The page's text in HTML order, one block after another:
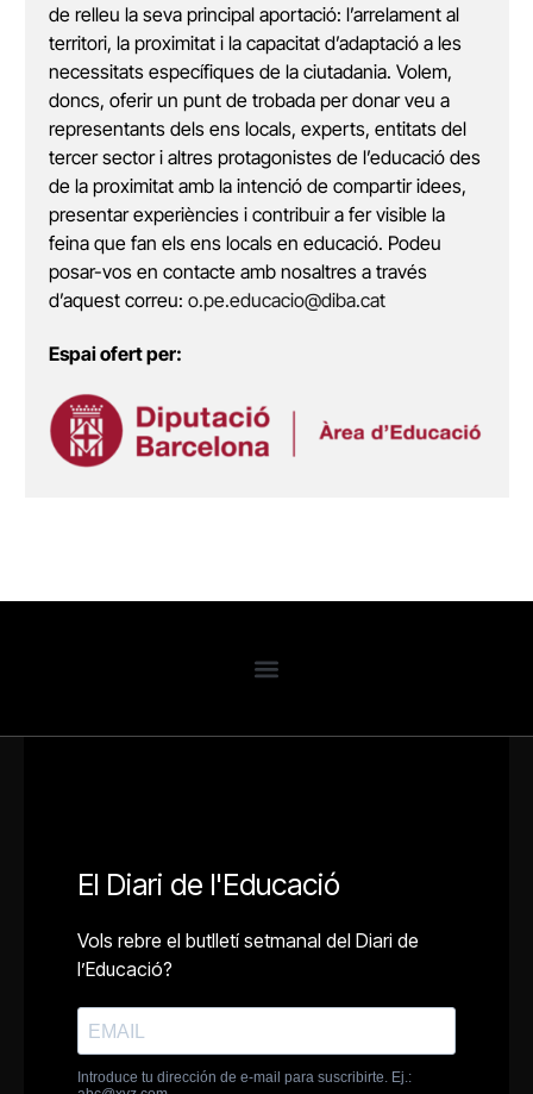
de relleu la seva principal aportació: l’arrelament al
territori, la proximitat i la capacitat d’adaptació a les
necessitats específiques de la ciutadania. Volem,
doncs, oferir un punt de trobada per donar veu a
representants dels ens locals, experts, entitats del
tercer sector i altres protagonistes de l’educació des
de la proximitat amb la intenció de compartir idees,
presentar experiències i contribuir a fer visible la
feina que fan els ens locals en educació. Podeu
posar-vos en contacte amb nosaltres a través
d’aquest correu: o.pe.educacio@diba.cat
Espai ofert per: